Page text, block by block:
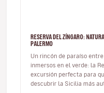
RESERVA DEL ZÍNGARO:
PALERMO
Un rincón de paraíso
inmersos en el verde: la
excursión perfecta para
descubrir la Sicilia más auténtica.